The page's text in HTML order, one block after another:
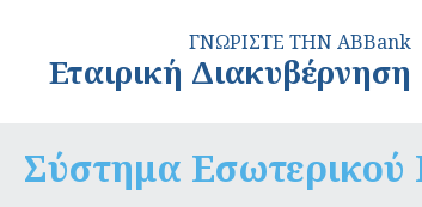
ΓΝΩΡΙΣΤΕ ΤΗΝ ABBank
Εταιρική Διακυβέρνηση
Σύστημα Εσωτερικού